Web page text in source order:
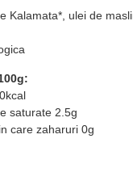
Kalamata*, ulei de
saturate 2.5g
care zaharuri 0g